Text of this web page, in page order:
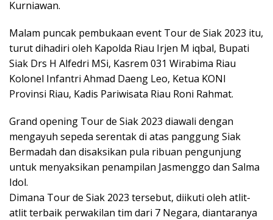
Kurniawan.
Malam puncak pembukaan event Tour de Siak 2023 itu,
turut dihadiri oleh Kapolda Riau Irjen M iqbal, Bupati
Siak Drs H Alfedri MSi, Kasrem 031 Wirabima Riau
Kolonel Infantri Ahmad Daeng Leo, Ketua KONI
Provinsi Riau, Kadis Pariwisata Riau Roni Rahmat.
Grand opening Tour de Siak 2023 diawali dengan
mengayuh sepeda serentak di atas panggung Siak
Bermadah dan disaksikan pula ribuan pengunjung
untuk menyaksikan penampilan Jasmenggo dan Salma
Idol.
Dimana Tour de Siak 2023 tersebut, diikuti oleh atlit-
atlit terbaik perwakilan tim dari 7 Negara, diantaranya